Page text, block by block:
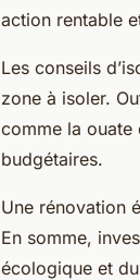
action rentable
Les conseils
zone à isoler.
comme la ouate
budgétaires.
Une rénovation
En somme,
écologique et